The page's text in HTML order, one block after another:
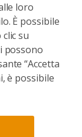
loro
È possibile
su
possono
“Accetta
è possibile